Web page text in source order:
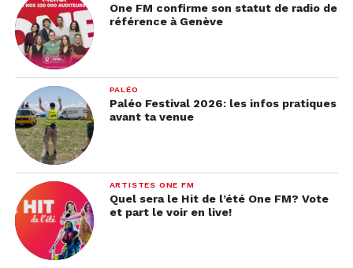
One FM confirme son statut de radio de
référence à Genève
PALÉO
Paléo Festival 2026: les infos pratiques
avant ta venue
ARTISTES ONE FM
Quel sera le Hit de l’été One FM? Vote
et part le voir en live!